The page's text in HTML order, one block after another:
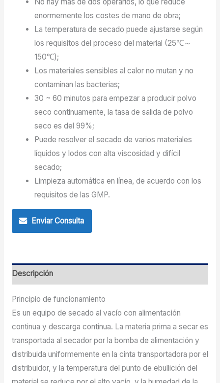
enormemente los costes de mano de obra;
La temperatura de secado puede ajustarse según
los requisitos del proceso del material (25℃～
150℃);
Los materiales sensibles al calor no mutan y no
contaminan las bacterias;
30 ~ 60 minutos para empezar a producir polvo
seco continuamente, la tasa de salida de polvo
seco es del 99%;
Puede resolver el secado de varios materiales
líquidos y lodos con alta viscosidad y difícil
secado;
Limpieza automática en línea, de acuerdo con los
requisitos de las GMP.
Enviar Consulta
Descripción
Principio de funcionamiento
Es un equipo de secado al vacío con alimentación
continua y descarga continua. La materia prima a secar es
transportada al secador por la bomba de alimentación y
distribuida uniformemente en la cinta transportadora por el
distribuidor, y la temperatura del punto de ebullición del